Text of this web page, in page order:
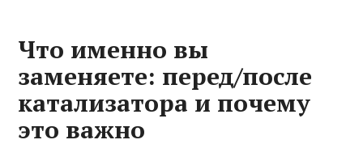
Что именно вы
заменяете: перед/после
катализатора и почему
это важно